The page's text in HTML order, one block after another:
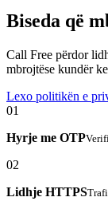
Biseda që
Call Free përdor
mbrojtëse kundër
Lexo politikën e
01
Hyrje me OTP
02
Lidhje HTTPS